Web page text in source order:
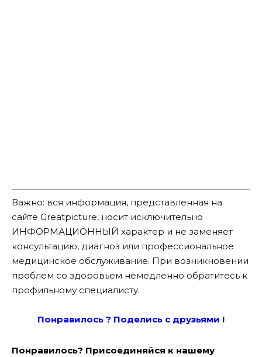
Важно: вся информация, представленная на
сайте Greatpicture, носит исключительно
ИНФОРМАЦИОННЫЙ характер и не заменяет
консультацию, диагноз или профессиональное
медицинское обслуживание. При возникновении
проблем со здоровьем немедленно обратитесь к
профильному специалисту.
Понравилось ? Поделись с друзьями !
Понравилось? Присоединяйся к нашему